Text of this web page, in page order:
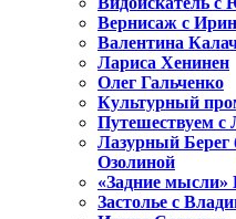
Вернисаж с
Валентина
Лариса Хенинен
Олег Гальченко
Культурный
Путешествуем с
Лазурный Берег
Озолиной
«Задние
Застолье с